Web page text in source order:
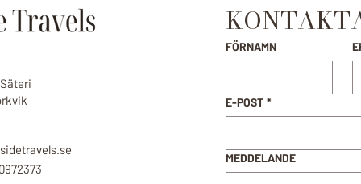
FÖRNAMN
E-POST *
MEDDELANDE